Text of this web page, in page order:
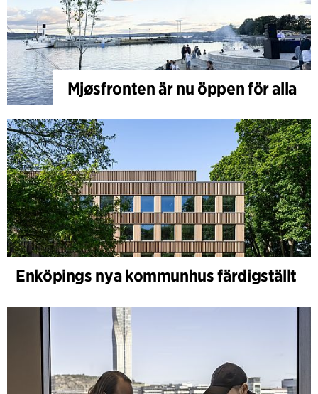
Mjøsfronten är nu öppen för alla
Enköpings nya kommunhus färdigställt